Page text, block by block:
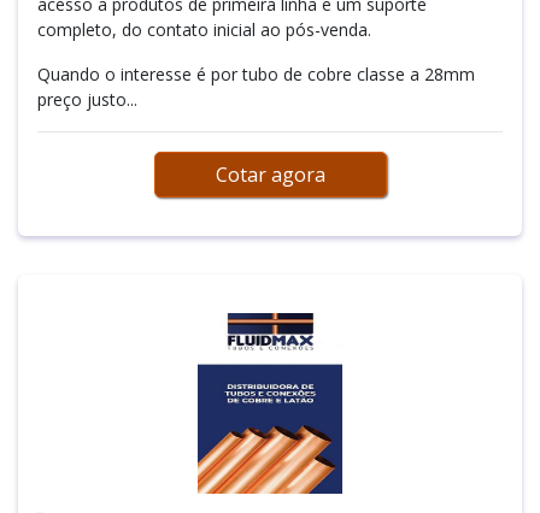
completo, do contato inicial ao pós-venda.
Quando o interesse é por tubo de cobre classe a 28mm
preço justo...
Cotar agora